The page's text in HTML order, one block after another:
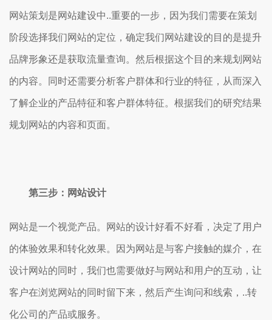
网站策划是网站建设中..重要的一步，因为我们需要在策划
阶段选择我们网站的定位，确定我们网站建设的目的是提升
品牌形象还是获取流量查询。然后根据这个目的来规划网站
的内容。同时还需要分析客户群体和行业的特征，从而深入
了解企业的产品特征和客户群体特征。根据我们的研究结果
规划网站的内容和页面。
第三步：网站设计
网站是一个视觉产品。网站的设计好看不好看，决定了用户
的体验效果和转化效果。因为网站是与客户接触的媒介，在
设计网站的同时，我们也需要做好与网站和用户的互动，让
客户在浏览网站的同时留下来，然后产生询问和线索，..转
化公司的产品或服务。